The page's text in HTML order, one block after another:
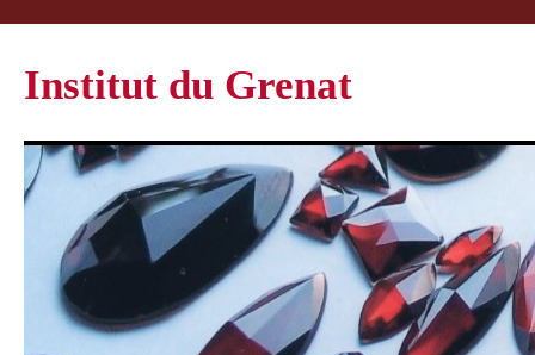
Institut du Grenat